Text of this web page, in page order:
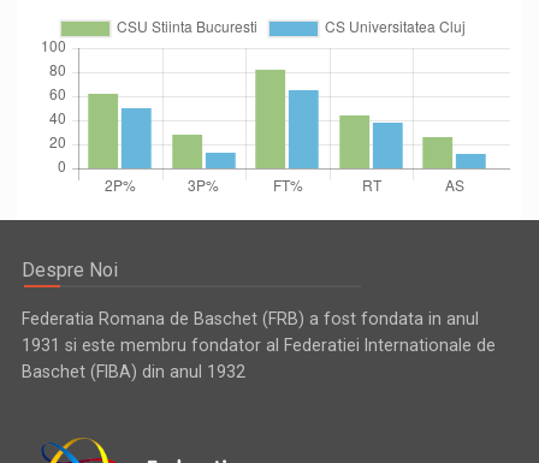
Despre Noi
Federatia Romana de Baschet (FRB) a fost fondata in anul
1931 si este membru fondator al Federatiei Internationale de
Baschet (FIBA) din anul 1932